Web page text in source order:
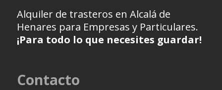
Alquiler de trasteros en Alcalá de
Henares para Empresas y Particulares.
¡Para todo lo que necesites guardar!
Contacto